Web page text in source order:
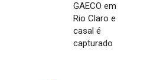
GAECO em
Rio Claro e
casal é
capturado